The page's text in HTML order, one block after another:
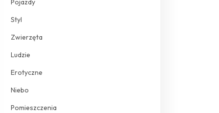
Pojazdy
Styl
Zwierzęta
Ludzie
Erotyczne
Niebo
Pomieszczenia